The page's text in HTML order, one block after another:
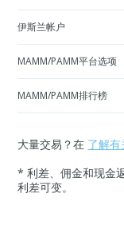
伊斯兰帐户
MAMM/PAMM平台选项
MAMM/PAMM排行榜
大量交易？在 了解有
* 利差、佣金和现金
利差可变。